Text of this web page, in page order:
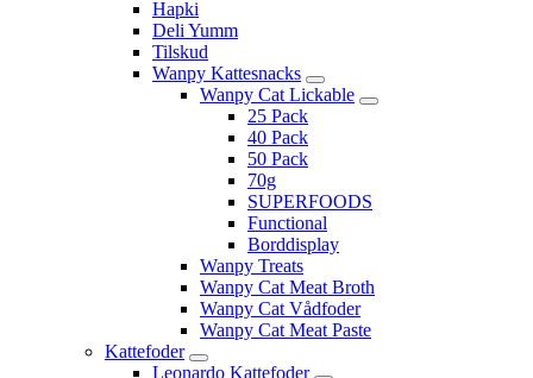
Hapki
Deli Yumm
Tilskud
Wanpy Kattesnacks
Wanpy Cat Lickable
25 Pack
40 Pack
50 Pack
70g
SUPERFOODS
Functional
Borddisplay
Wanpy Treats
Wanpy Cat Meat Broth
Wanpy Cat Vådfoder
Wanpy Cat Meat Paste
Kattefoder
Leonardo Kattefoder